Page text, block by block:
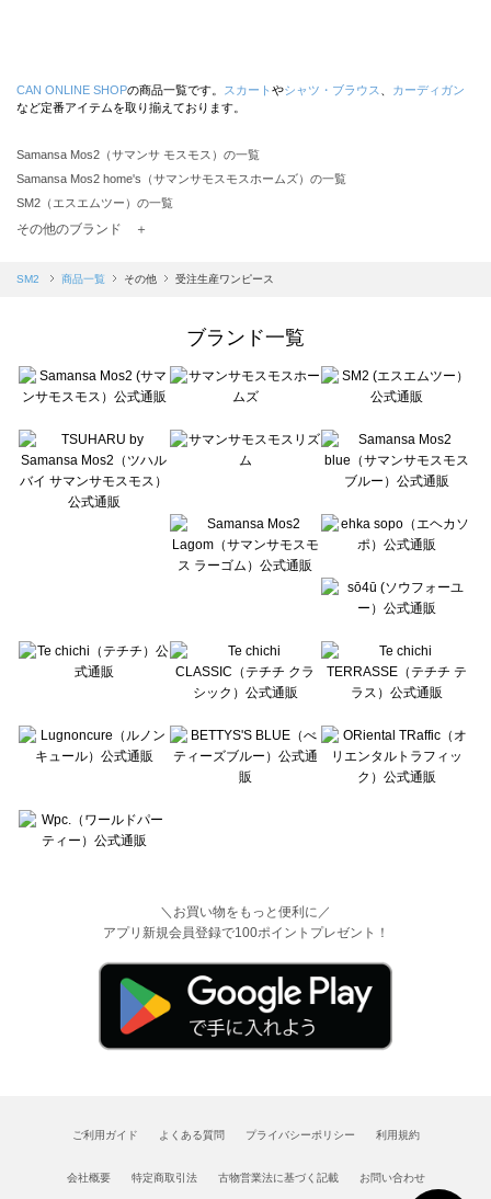
CAN ONLINE SHOPの商品一覧です。 スカート やシャツ・ブラウス
カーディガン
など定番アイテムを取り揃えております。
Samansa Mos2（サマンサ モスモス）の一覧
Samansa Mos2 home's（サマンサモスモスホームズ）の一覧
SM2（エスエムツー）の一覧
TSUHARU by Samansa Mos2（ツハルバイサマンサモスモス）の一覧
Samansa Mos2 blue（サマンサモスモス ブルー）の一覧
Te chichi（テチチ）の一覧
Te chichi CLASSIC（テチチ クラシック）の一覧
Lugnoncure（ルノンキュール）の一覧
BETTY'S BLUE（べティーズブルー）の一覧
Wpc.（ワールドパーティー）の一覧
その他のブランド ＋
SM2 商品一覧 その他 受注生産ワンピース
ブランド一覧
＼お買い物をもっと便利に／
アプリ新規会員登録で100ポイントプレゼント！
ご利用ガイド よくある質問 プライバシーポリシー 利用規約
会社概要 特定商取引法 古物営業法に基づく記載 お問い合わせ